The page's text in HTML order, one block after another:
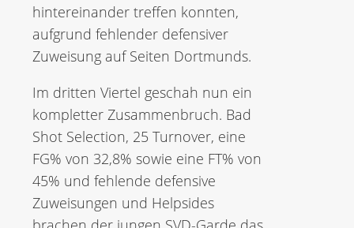
hintereinander treffen konnten,
aufgrund fehlender defensiver
Zuweisung auf Seiten Dortmunds.
Im dritten Viertel geschah nun ein
kompletter Zusammenbruch. Bad
Shot Selection, 25 Turnover, eine
FG% von 32,8% sowie eine FT% von
45% und fehlende defensive
Zuweisungen und Helpsides